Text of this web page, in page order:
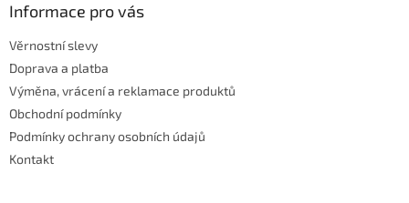
Informace pro vás
Věrnostní slevy
Doprava a platba
Výměna, vrácení a reklamace produktů
Obchodní podmínky
Podmínky ochrany osobních údajů
Kontakt